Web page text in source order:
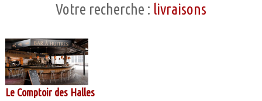
Votre recherche : livraisons
Le Comptoir des Halles